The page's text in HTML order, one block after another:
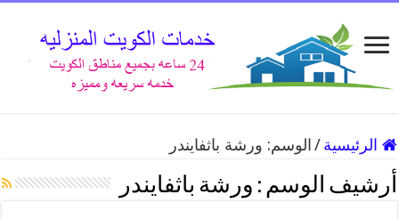
الرئيسية / الوسم: ورشة باثفايندر
أرشيف الوسم : ورشة باثفايندر